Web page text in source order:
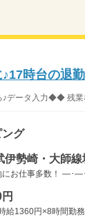
時台の退
ータ入力◆◆ 残業
グ
伊勢崎・大師線
にお仕事多数！
給1360円×8時間